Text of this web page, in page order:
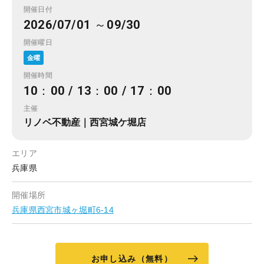
開催日付
2026/07/01 ～09/30
開催曜日
金曜
開催時間
10：00 / 13：00 / 17：00
主催
リノベ不動産｜西宮城ケ堀店
エリア
兵庫県
開催場所
兵庫県西宮市城ヶ堀町6-14
お申し込み（無料）